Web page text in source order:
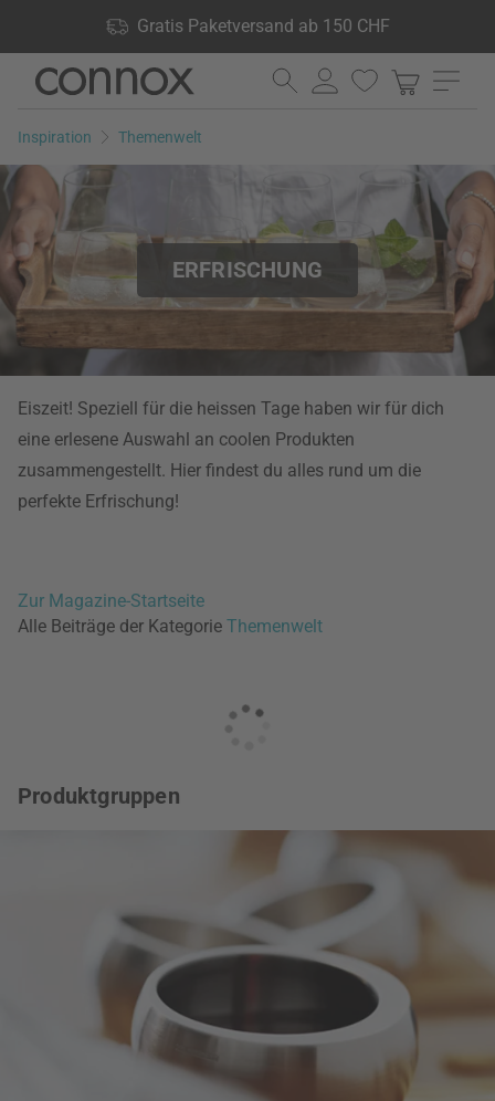
Gratis Paketversand ab 150 CHF
Produkte lagernd, 60 Tage Rückgaberecht
Direkt
Seiteninhalt
Direkt
Suchfeld
Inspiration Themenwelt
ERFRISCHUNG
Eiszeit! Speziell für die heissen Tage haben wir für dich
eine erlesene Auswahl an coolen Produkten
zusammengestellt. Hier findest du alles rund um die
perfekte Erfrischung!
Zur Magazine-Startseite
Alle Beiträge der Kategorie Themenwelt
Produktgruppen